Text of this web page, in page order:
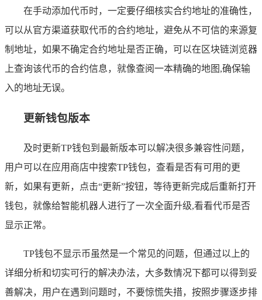
在手动添加代币时，一定要仔细核实合约地址的准确性，
可以从官方渠道获取代币的合约地址，避免从不可信的来源复
制地址，如果不确定合约地址是否正确，可以在区块链浏览器
上查询该代币的合约信息，就像查阅一本精确的地图,确保输
入的地址无误。
更新钱包版本
及时更新TP钱包到最新版本可以解决很多兼容性问题，
用户可以在应用商店中搜索TP钱包，查看是否有可用的更
新，如果有更新，点击“更新”按钮，等待更新完成后重新打开
钱包，就像给智能机器人进行了一次全面升级,看看代币是否
显示正常。
TP钱包不显示币虽然是一个常见的问题，但通过以上的
详细分析和切实可行的解决办法，大多数情况下都可以得到妥
善解决，用户在遇到问题时，不要惊慌失措，按照步骤逐步排